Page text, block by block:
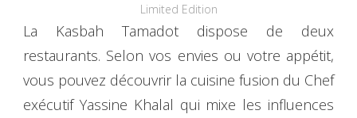
Limited Edition
La Kasbah Tamadot dispose de deux
restaurants. Selon vos envies ou votre appétit,
vous pouvez découvrir la cuisine fusion du Chef
exécutif Yassine Khalal qui mixe les influences